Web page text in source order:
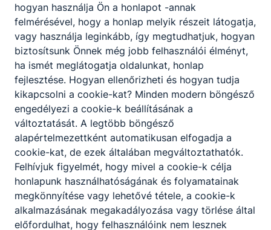
hogyan használja Ön a honlapot -annak
felmérésével, hogy a honlap melyik részeit látogatja,
vagy használja leginkább, így megtudhatjuk, hogyan
biztosítsunk Önnek még jobb felhasználói élményt,
ha ismét meglátogatja oldalunkat, honlap
fejlesztése. Hogyan ellenőrizheti és hogyan tudja
kikapcsolni a cookie-kat? Minden modern böngésző
engedélyezi a cookie-k beállításának a
változtatását. A legtöbb böngésző
alapértelmezettként automatikusan elfogadja a
cookie-kat, de ezek általában megváltoztathatók.
Felhívjuk figyelmét, hogy mivel a cookie-k célja
honlapunk használhatóságának és folyamatainak
megkönnyítése vagy lehetővé tétele, a cookie-k
alkalmazásának megakadályozása vagy törlése által
előfordulhat, hogy felhasználóink nem lesznek